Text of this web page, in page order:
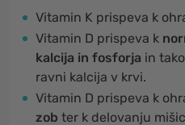
Vitamin K prispeva k
Vitamin D prispeva k
kalcija in fosforja in
ravni kalcija v krvi.
Vitamin D prispeva k
zob ter k delovanju